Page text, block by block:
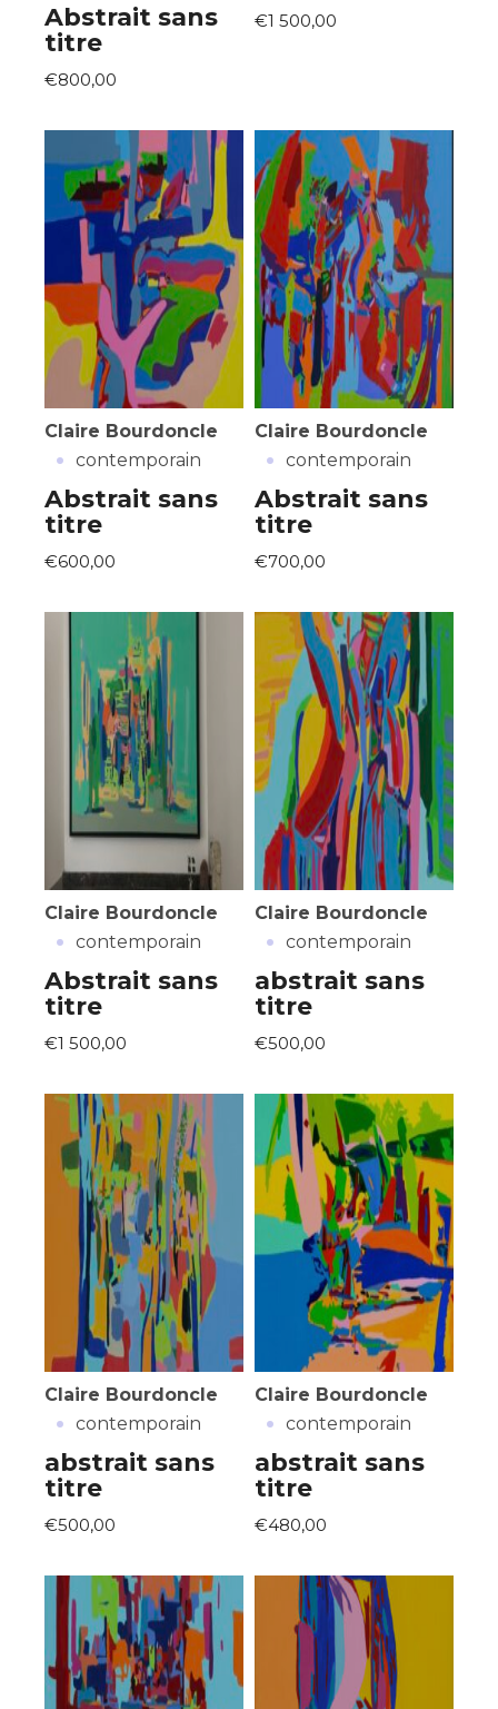
Abstrait sans
titre
€800,00
€1 500,00
Claire Bourdoncle
· contemporain
Abstrait sans
titre
€600,00
Claire Bourdoncle
· contemporain
Abstrait sans
titre
€700,00
Claire Bourdoncle
· contemporain
Abstrait sans
titre
€1 500,00
Claire Bourdoncle
· contemporain
abstrait sans
titre
€500,00
Claire Bourdoncle
· contemporain
abstrait sans
titre
€500,00
Claire Bourdoncle
· contemporain
abstrait sans
titre
€480,00